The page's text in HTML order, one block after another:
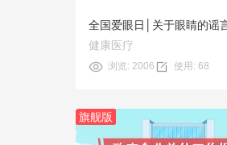
全国爱眼日│关于眼睛的谣
健康医疗
浏览: 2006 使用: 68
旗舰版